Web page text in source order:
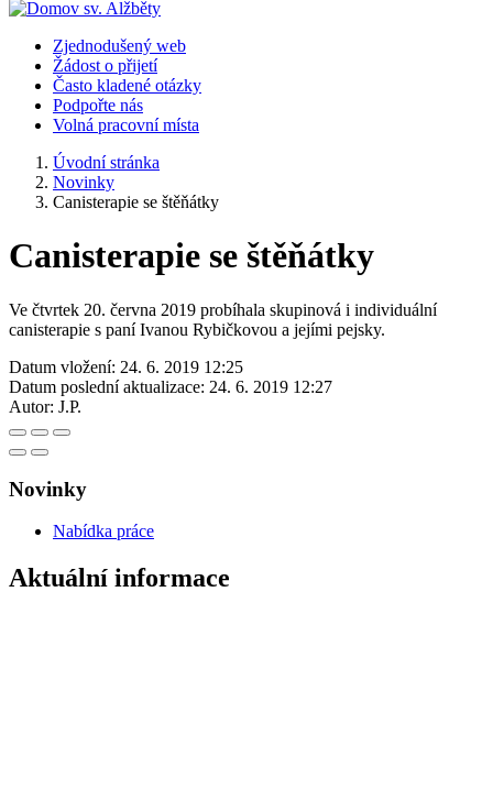
Zjednodušený web
Žádost o přijetí
Často kladené otázky
Podpořte nás
Volná pracovní místa
Úvodní stránka
Novinky
Canisterapie se štěňátky
Canisterapie se štěňátky
Ve čtvrtek 20. června 2019 probíhala skupinová i individuální
canisterapie s paní Ivanou Rybičkovou a jejími pejsky.
Datum vložení: 24. 6. 2019 12:25
Datum poslední aktualizace: 24. 6. 2019 12:27
Autor: J.P.
Novinky
Nabídka práce
Aktuální informace